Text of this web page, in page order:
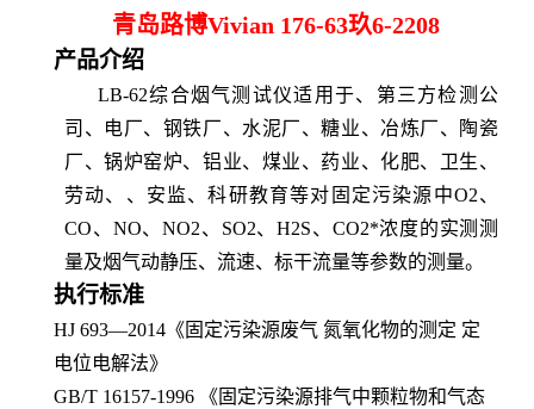
青岛路博Vivian 176-63玖6-2208
产品介绍
LB-62综合烟气测试仪适用于、第三方检测公
司、电厂、钢铁厂、水泥厂、糖业、冶炼厂、陶瓷
厂、锅炉窑炉、铝业、煤业、药业、化肥、卫生、
劳动、、安监、科研教育等对固定污染源中O2、
CO、NO、NO2、SO2、H2S、CO2*浓度的实测测
量及烟气动静压、流速、标干流量等参数的测量。
执行标准
HJ 693—2014 《固定污染源废气 氮氧化物的测定 定
电位电解法》
GB/T 16157-1996
《固定污染源排气中颗粒物和气态